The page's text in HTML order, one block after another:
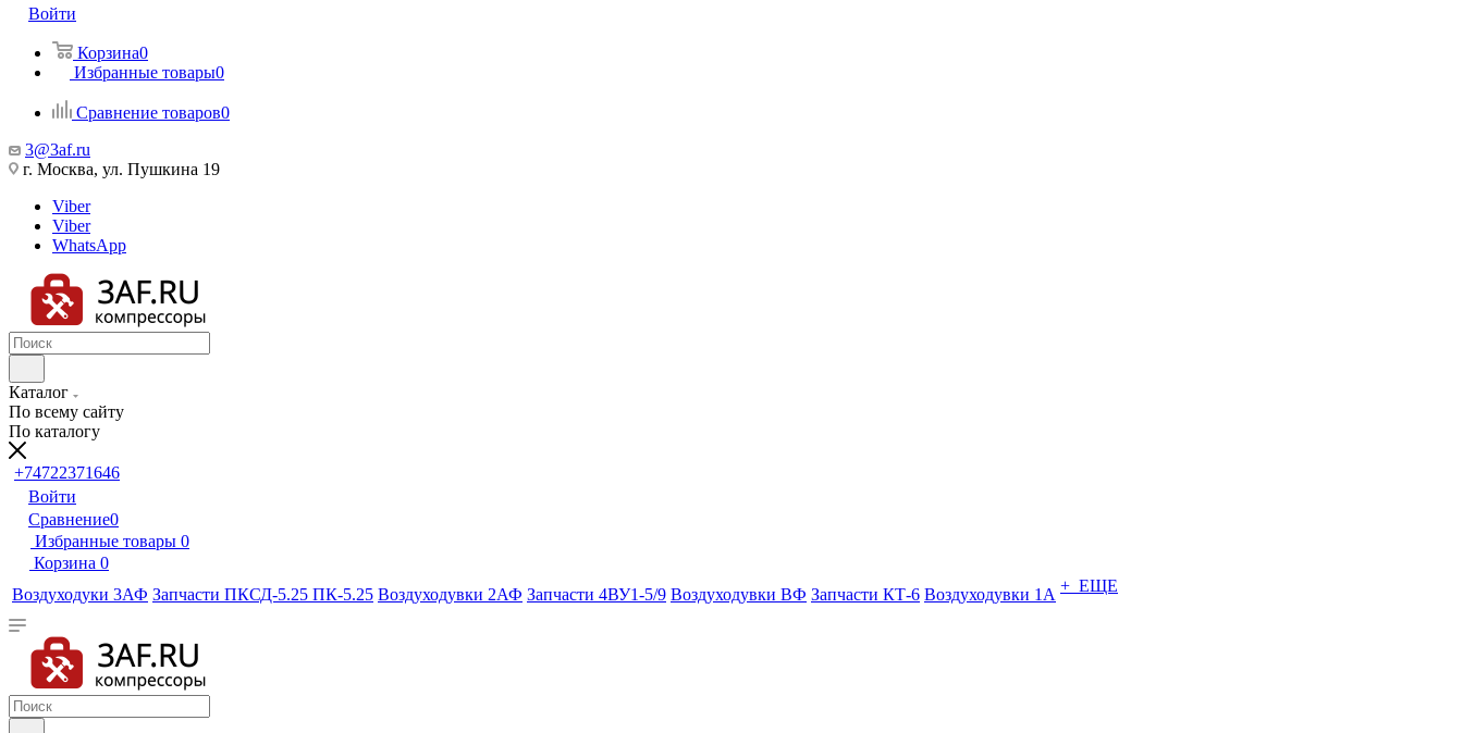
Войти
Корзина0
Избранные товары0
Сравнение товаров0
3@3af.ru
г. Москва, ул. Пушкина 19
Viber
Viber
WhatsApp
Каталог
По всему сайту
По каталогу
+74722371646
Войти
Сравнение0
Избранные товары 0
Корзина 0
Воздуходуки 3АФ Запчасти ПКСД-5.25 ПК-5.25 Воздуходувки 2АФ Запчасти 4ВУ1-5/9 Воздуходувки ВФ Запчасти КТ-6 Воздуходувки 1А + ЕЩЕ